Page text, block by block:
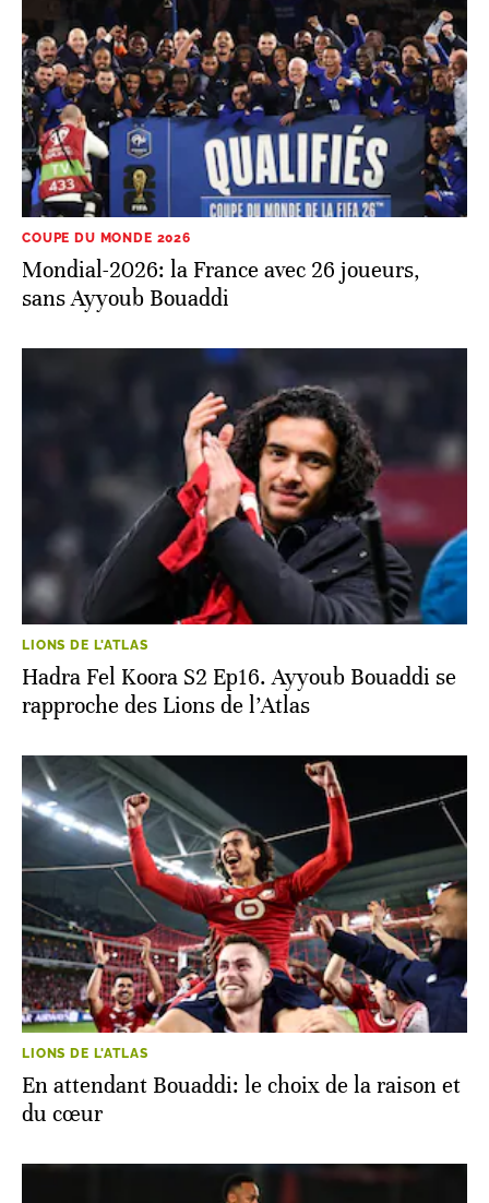
COUPE DU MONDE 2026
Mondial-2026: la France avec 26 joueurs,
sans Ayyoub Bouaddi
LIONS DE L'ATLAS
Hadra Fel Koora S2 Ep16. Ayyoub Bouaddi se
rapproche des Lions de l’Atlas
LIONS DE L'ATLAS
En attendant Bouaddi: le choix de la raison et
du cœur